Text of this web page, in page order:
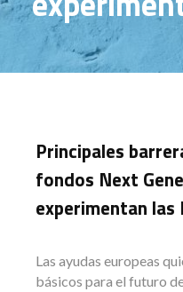
Principales
fondos Next
experimentan las
Las ayudas europeas
básicos para el futuro